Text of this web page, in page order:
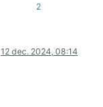
2
12 dec. 2024, 08:14